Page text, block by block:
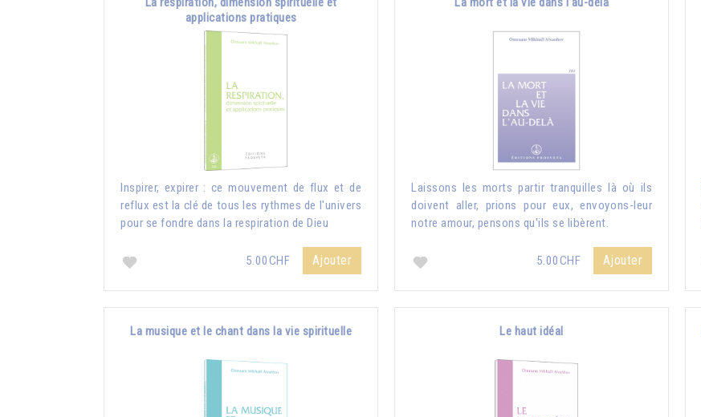
applications pratiques
Inspirer, expirer : ce mouvement de flux et de
reflux est la clé de tous les rythmes de l'univers
pour se fondre dans la respiration de Dieu
5.00CHF Ajouter
Laissons les morts partir tranquilles là où ils
doivent aller, prions pour eux, envoyons-leur
notre amour, pensons qu'ils se libèrent.
5.00CHF Ajouter
La musique et le chant dans la vie spirituelle Le haut idéal